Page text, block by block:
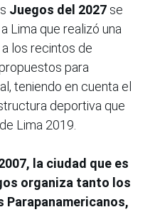
Juegos del 2027 se
Lima que realizó una
los recintos de
para
teniendo en cuenta el
deportiva que
Lima 2019.
la ciudad que es
organiza tanto los
Parapanamericanos,